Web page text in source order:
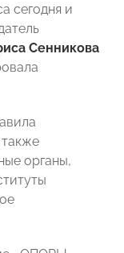
сегодня и
Сенникова
органы,